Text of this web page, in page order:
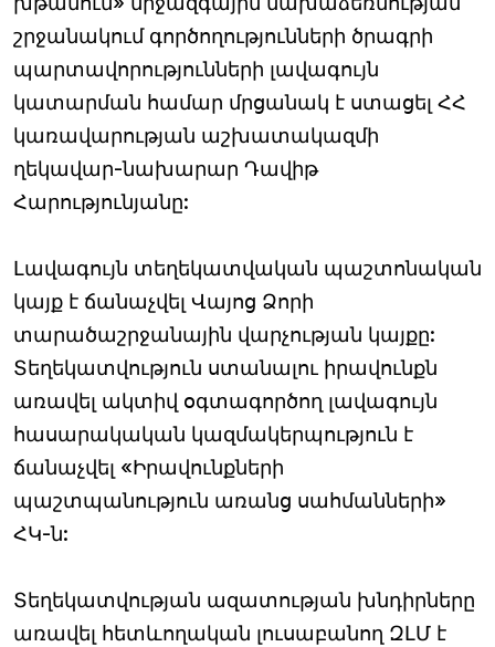
շրջանակում գործողությունների ծրագրի
պարտավորությունների լավագույն
կատարման համար մրցանակ է ստացել ՀՀ
կառավարության աշխատակազմի
ղեկավար-նախարար Դավիթ
Հարությունյանը:
Լավագույն տեղեկատվական պաշտոնական
կայք է ճանաչվել Վայոց Ձորի
տարածաշրջանային վարչության կայքը:
Տեղեկատվություն ստանալու իրավունքն
առավել ակտիվ օգտագործող լավագույն
հասարակական կազմակերպություն է
ճանաչվել «Իրավունքների
պաշտպանություն առանց սահմանների»
ՀԿ-ն:
Տեղեկատվության ազատության խնդիրները
առավել հետևողական լուսաբանող ԶԼՄ է